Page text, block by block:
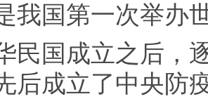
我国第一次举办
国成立之后，逐
后成立了中央防